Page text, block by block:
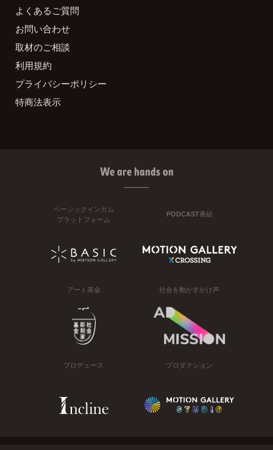
よくあるご質問
お問い合わせ
取材のご相談
利用規約
プライバシーポリシー
特商法表示
We are hands on
ベーシックインカム
プラットフォーム
PODCAST番組
アート基金 社会を動かすかけ声
プロデュース プロダクション